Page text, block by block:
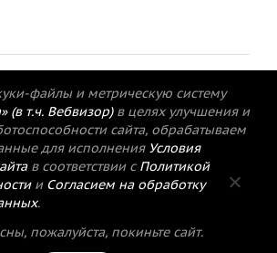
газеты «Кимрский
файлы и метрическую систему
(в т.ч. Вебвизор) в целях улучшения и
сайта, обрабатываем
для исполнения Условия
в соответствии с Политикой
и Согласием на обработку
.
пожалуйста, покиньте сайт.